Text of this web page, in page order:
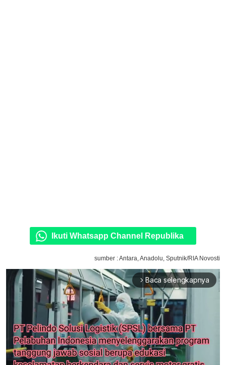
Ikuti Whatsapp Channel Republika
sumber : Antara, Anadolu, Sputnik/RIA Novosti
arrow_forward_ios Baca selengkapnya